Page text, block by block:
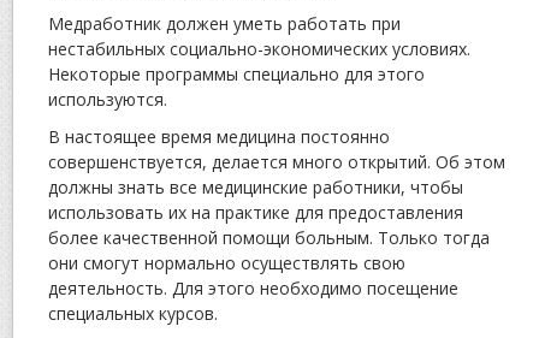
Медработник должен уметь работать при
нестабильных социально-экономических условиях.
Некоторые программы специально для этого
используются.
В настоящее время медицина постоянно
совершенствуется, делается много открытий. Об этом
должны знать все медицинские работники, чтобы
использовать их на практике для предоставления
более качественной помощи больным. Только тогда
они смогут нормально осуществлять свою
деятельность. Для этого необходимо посещение
специальных курсов.